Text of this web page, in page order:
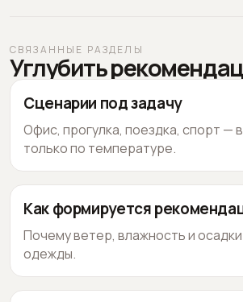
СВЯЗАННЫЕ РАЗДЕЛЫ
Углубить
Сценарии под задачу
Офис, прогулка, поездка, спорт —
только по температуре.
Как формируется
Почему ветер, влажность и
одежды.